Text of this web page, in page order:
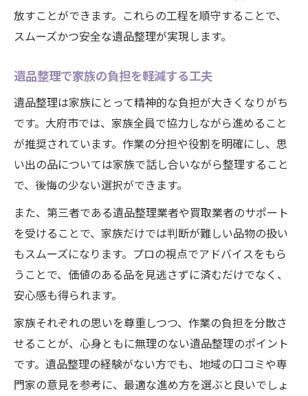
放すことができます。これらの工程を順守することで、
スムーズかつ安全な遺品整理が実現します。
遺品整理で家族の負担を軽減する工夫
遺品整理は家族にとって精神的な負担が大きくなりがち
です。大府市では、家族全員で協力しながら進めること
が推奨されています。作業の分担や役割を明確にし、思
い出の品については家族で話し合いながら整理すること
で、後悔の少ない選択ができます。
また、第三者である遺品整理業者や買取業者のサポート
を受けることで、家族だけでは判断が難しい品物の扱い
もスムーズになります。プロの視点でアドバイスをもら
うことで、価値のある品を見逃さずに済むだけでなく、
安心感も得られます。
家族それぞれの思いを尊重しつつ、作業の負担を分散さ
せることが、心身ともに無理のない遺品整理のポイント
です。遺品整理の経験がない方でも、地域の口コミや専
門家の意見を参考に、最適な進め方を選ぶと良いでしょ